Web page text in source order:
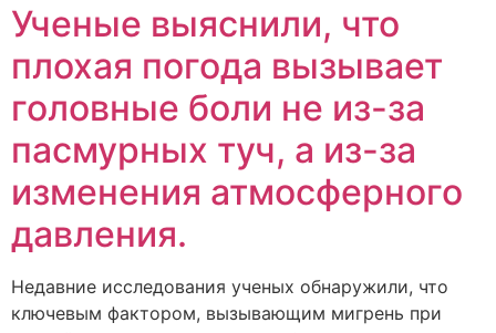
Ученые выяснили, что
плохая погода вызывает
головные боли не из-за
пасмурных туч, а из-за
изменения атмосферного
давления.
Недавние исследования ученых обнаружили, что
ключевым фактором, вызывающим мигрень при